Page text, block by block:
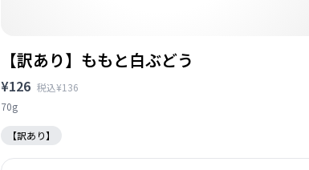
【訳あり】ももと白ぶどう
¥126 税込¥136
70g
【訳あり】